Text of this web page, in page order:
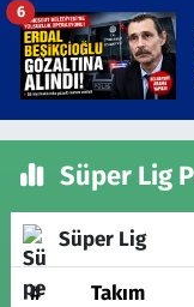
6
Süper Lig
Süper Lig
# Takım